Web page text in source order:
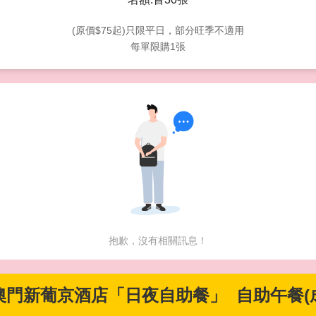
(原價$75起)只限平日，部分旺季不適用
每單限購1張
抱歉，沒有相關訊息！
門新葡京酒店「日夜自助餐」 自助午餐(